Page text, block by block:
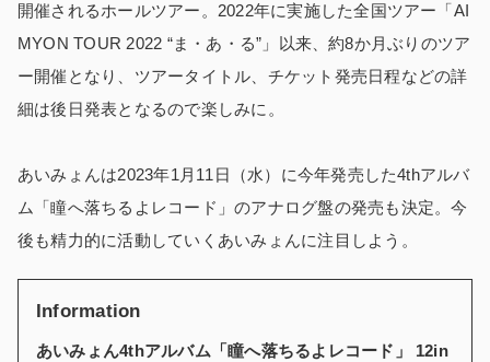
開催されるホールツアー。2022年に実施した全国ツアー「AI
MYON TOUR 2022 “ま・あ・る”」以来、約8か月ぶりのツア
ー開催となり、ツアータイトル、チケット発売日程などの詳
細は後日発表となるので楽しみに。
あいみょんは2023年1月11日（水）に今年発売した4thアルバ
ム「瞳へ落ちるよレコード」のアナログ盤の発売も決定。今
後も精力的に活動していくあいみょんに注目しよう。
Information
あいみょん4thアルバム「瞳へ落ちるよレコード」 12in